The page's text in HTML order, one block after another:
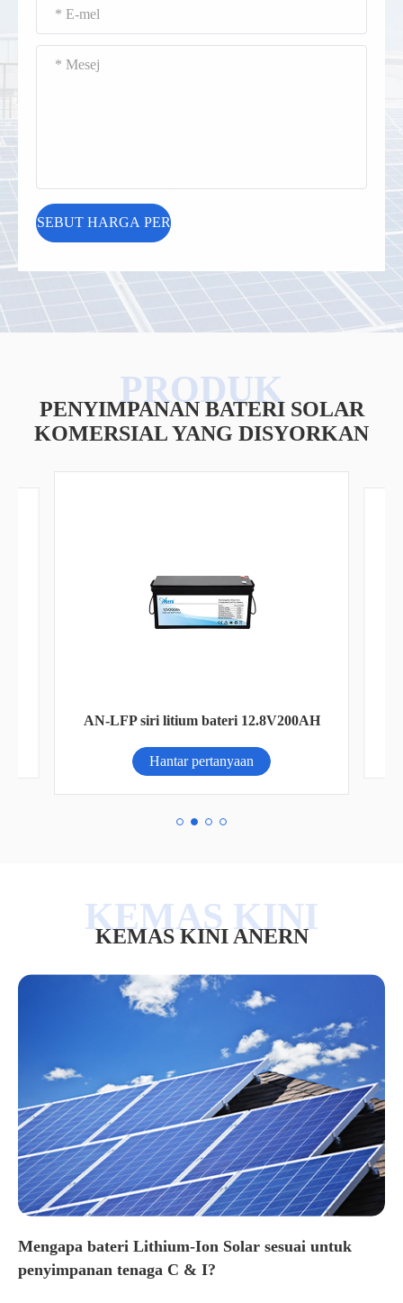
PENYIMPANAN BATERI SOLAR
KOMERSIAL YANG DISYORKAN
AN-LFP siri litium bateri 12.8V200AH
Hantar pertanyaan
KEMAS KINI ANERN
Mengapa bateri Lithium-Ion Solar sesuai untuk
penyimpanan tenaga C & I?